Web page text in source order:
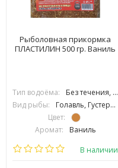
Рыболовная прикормка
ПЛАСТИЛИН 500 гр. Ваниль
Тип водоёма:
Без течения, С течением
Вид рыбы:
Голавль, Густера, Карась, Карп, Лещ, Линь, Плотва, Подлещик, Подуст, Язь, Сазан
Цвет:
Аромат:
Ваниль
Фракция:
В наличии